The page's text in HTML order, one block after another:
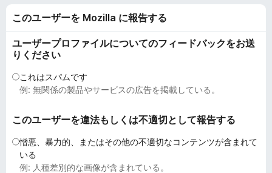
ブ
ウ
ア
オ
このユーザーを Mozilla に報告する
ユーザープロファイルについてのフィードバックをお送
りください
これはスパムです
例: 無関係の製品やサービスの広告を掲載している。
このユーザーを違法もしくは不適切として報告する
憎悪、暴力的、またはその他の不適切なコンテンツが含まれて
いる
例: 人種差別的な画像が含まれている。